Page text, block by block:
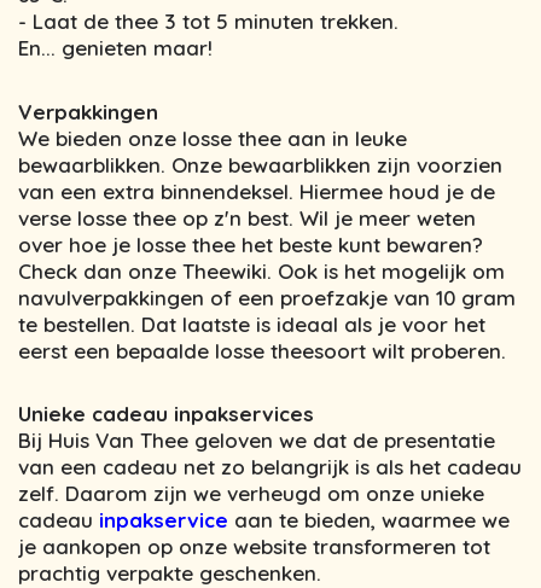
- Laat de thee 3 tot 5 minuten trekken.
En... genieten maar!
Verpakkingen
We bieden onze losse thee aan in leuke
bewaarblikken. Onze bewaarblikken zijn voorzien
van een extra binnendeksel. Hiermee houd je de
verse losse thee op z'n best. Wil je meer weten
over hoe je losse thee het beste kunt bewaren?
Check dan onze Theewiki. Ook is het mogelijk om
navulverpakkingen of een proefzakje van 10 gram
te bestellen. Dat laatste is ideaal als je voor het
eerst een bepaalde losse theesoort wilt proberen.
Unieke cadeau inpakservices
Bij Huis Van Thee geloven we dat de presentatie
van een cadeau net zo belangrijk is als het cadeau
zelf. Daarom zijn we verheugd om onze unieke
cadeau inpakservice aan te bieden, waarmee we
je aankopen op onze website transformeren tot
prachtig verpakte geschenken.